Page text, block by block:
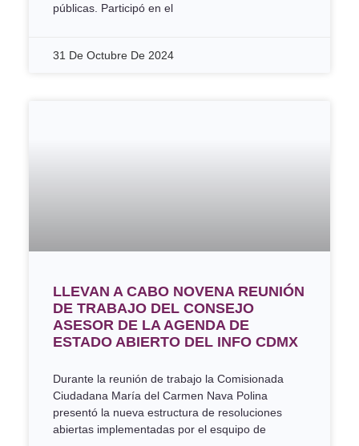
públicas. Participó en el
31 De Octubre De 2024
LLEVAN A CABO NOVENA REUNIÓN
DE TRABAJO DEL CONSEJO
ASESOR DE LA AGENDA DE
ESTADO ABIERTO DEL INFO CDMX
Durante la reunión de trabajo la Comisionada
Ciudadana María del Carmen Nava Polina
presentó la nueva estructura de resoluciones
abiertas implementadas por el esquipo de